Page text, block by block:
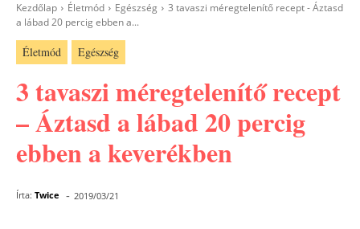
Kezdőlap Életmód Egészség
3 tavaszi méregtelenítő recept - Áztasd
a lábad 20 percig ebben a...
Életmód Egészség
3 tavaszi méregtelenítő recept
– Áztasd a lábad 20 percig
ebben a keverékben
Írta: Twice - 2019/03/21